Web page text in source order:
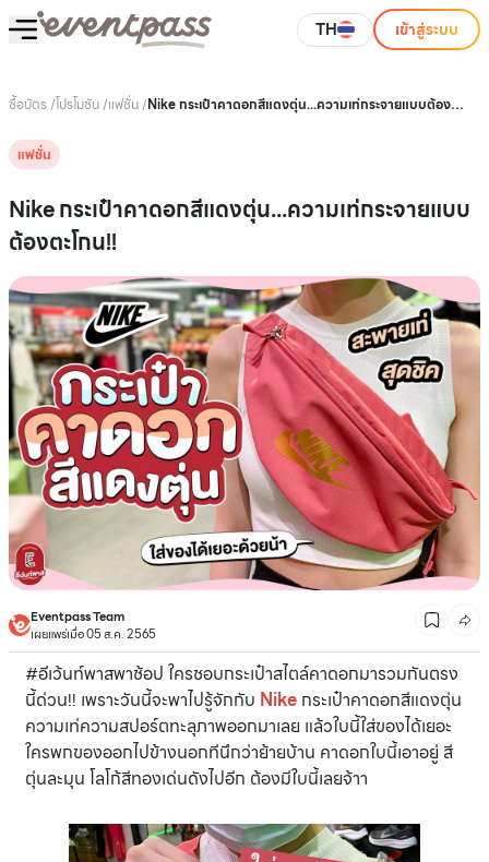
TH เข้าสู่ระบบ
ซื้อบัตร /โปรโมชัน/แฟชั่น/Nike กระเป๋าคาดอกสีแดงตุ่น...ความเท่กระจายแบบต้อง
แฟชั่น
Nike กระเป๋าคาดอกสีแดงตุ่น...ความเท่กระจายแบบ
ต้องตะโกน!!
Eventpass Team
เผยแพร่เมื่อ 05 ส.ค. 2565
#อีเว้นท์พาสพาช้อป ใครชอบกระเป๋าสไตล์คาดอกมารวมกันตรง
นี้ด่วน!! เพราะวันนี้จะพาไปรู้จักกับ Nike กระเป๋าคาดอกสีแดงตุ่น
ความเท่ความสปอร์ตทะลุภาพออกมาเลย แล้วใบนี้ใส่ของได้เยอะ
ใครพกของออกไปข้างนอกทีนึกว่าย้ายบ้าน คาดอกใบนี้เอาอยู่ สี
ตุ่นละมุน โลโก้สีทองเด่นดังไปอีก ต้องมีใบนี้เลยจ้าา